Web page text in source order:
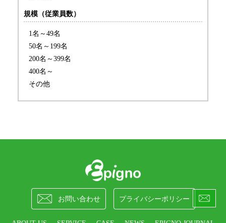
規模（従業員数）
1名～49名
50名～199名
200名～399名
400名～
その他

 お問い合わせ プライバシーポリシー